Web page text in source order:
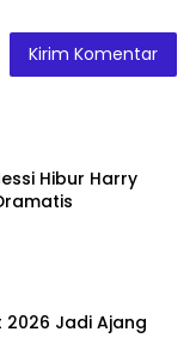
Hibur Harry
Jadi Ajang